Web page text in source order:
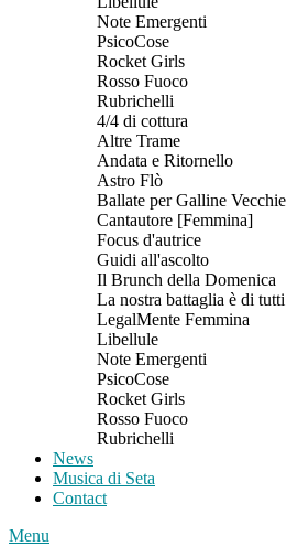
Note Emergenti
PsicoCose
Rocket Girls
Rosso Fuoco
Rubrichelli
4/4 di cottura
Altre Trame
Andata e Ritornello
Astro Flò
Ballate per Galline Vecchie
Cantautore [Femmina]
Focus d'autrice
Guidi all'ascolto
Il Brunch della Domenica
La nostra battaglia è di tutti
LegalMente Femmina
Libellule
Note Emergenti
PsicoCose
Rocket Girls
Rosso Fuoco
Rubrichelli
News
Musica di Seta
Contact
Menu